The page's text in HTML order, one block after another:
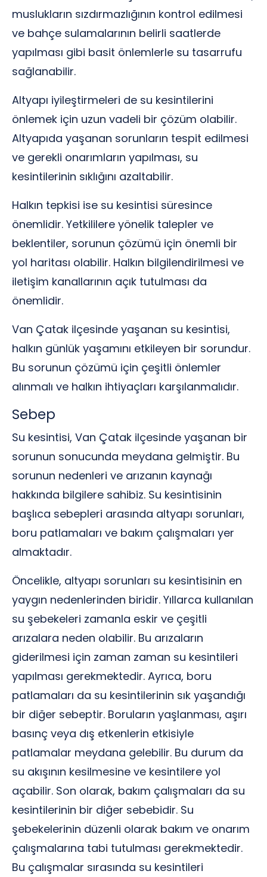
muslukların sızdırmazlığının kontrol edilmesi
ve bahçe sulamalarının belirli saatlerde
yapılması gibi basit önlemlerle su tasarrufu
sağlanabilir.
Altyapı iyileştirmeleri de su kesintilerini
önlemek için uzun vadeli bir çözüm olabilir.
Altyapıda yaşanan sorunların tespit edilmesi
ve gerekli onarımların yapılması, su
kesintilerinin sıklığını azaltabilir.
Halkın tepkisi ise su kesintisi süresince
önemlidir. Yetkililere yönelik talepler ve
beklentiler, sorunun çözümü için önemli bir
yol haritası olabilir. Halkın bilgilendirilmesi ve
iletişim kanallarının açık tutulması da
önemlidir.
Van Çatak ilçesinde yaşanan su kesintisi,
halkın günlük yaşamını etkileyen bir sorundur.
Bu sorunun çözümü için çeşitli önlemler
alınmalı ve halkın ihtiyaçları karşılanmalıdır.
Sebep
Su kesintisi, Van Çatak ilçesinde yaşanan bir
sorunun sonucunda meydana gelmiştir. Bu
sorunun nedenleri ve arızanın kaynağı
hakkında bilgilere sahibiz. Su kesintisinin
başlıca sebepleri arasında altyapı sorunları,
boru patlamaları ve bakım çalışmaları yer
almaktadır.
Öncelikle, altyapı sorunları su kesintisinin en
yaygın nedenlerinden biridir. Yıllarca kullanılan
su şebekeleri zamanla eskir ve çeşitli
arızalara neden olabilir. Bu arızaların
giderilmesi için zaman zaman su kesintileri
yapılması gerekmektedir. Ayrıca, boru
patlamaları da su kesintilerinin sık yaşandığı
bir diğer sebeptir. Boruların yaşlanması, aşırı
basınç veya dış etkenlerin etkisiyle
patlamalar meydana gelebilir. Bu durum da
su akışının kesilmesine ve kesintilere yol
açabilir. Son olarak, bakım çalışmaları da su
kesintilerinin bir diğer sebebidir. Su
şebekelerinin düzenli olarak bakım ve onarım
çalışmalarına tabi tutulması gerekmektedir.
Bu çalışmalar sırasında su kesintileri